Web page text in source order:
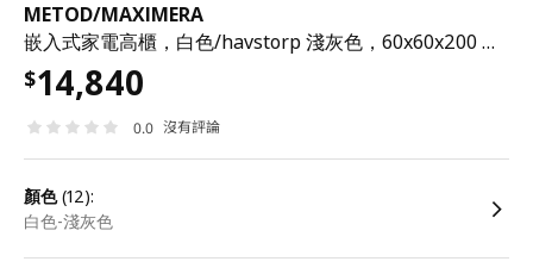
METOD/MAXIMERA
嵌入式家電高櫃，白色/havstorp 淺灰色，60x60x200 公分
$14,840
0.0 沒有評論
顏色(12):
白色-淺灰色